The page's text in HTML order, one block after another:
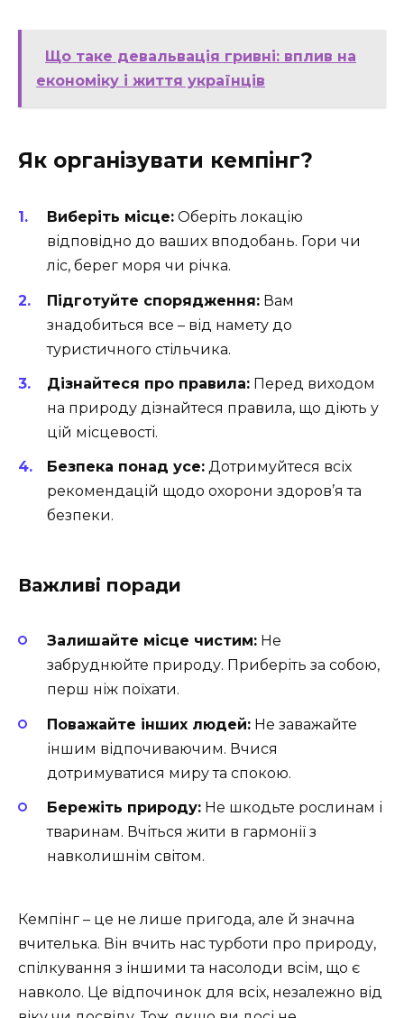
Що таке девальвація гривні: вплив на
економіку і життя українців
Як організувати кемпінг?
Виберіть місце: Оберіть локацію
відповідно до ваших вподобань. Гори чи
ліс, берег моря чи річка.
Підготуйте спорядження: Вам
знадобиться все – від намету до
туристичного стільчика.
Дізнайтеся про правила: Перед виходом
на природу дізнайтеся правила, що діють у
цій місцевості.
Безпека понад усе: Дотримуйтеся всіх
рекомендацій щодо охорони здоров’я та
безпеки.
Важливі поради
Залишайте місце чистим: Не
забруднюйте природу. Приберіть за собою,
перш ніж поїхати.
Поважайте інших людей: Не заважайте
іншим відпочиваючим. Вчися
дотримуватися миру та спокою.
Бережіть природу: Не шкодьте рослинам і
тваринам. Вчіться жити в гармонії з
навколишнім світом.
Кемпінг – це не лише пригода, але й значна
вчителька. Він вчить нас турботи про природу,
спілкування з іншими та насолоди всім, що є
навколо. Це відпочинок для всіх, незалежно від